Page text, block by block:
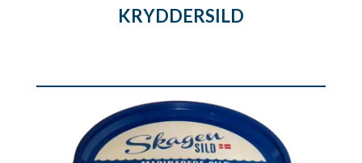
KRYDDERSILD